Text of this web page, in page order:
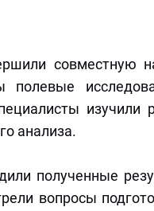
совместную
изучили
анализа.
полученные
вопросы